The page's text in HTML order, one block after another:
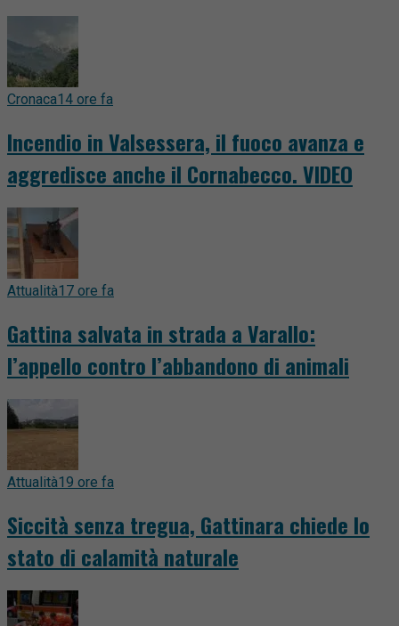
Cronaca14 ore fa
Incendio in Valsessera, il fuoco avanza e
aggredisce anche il Cornabecco. VIDEO
Attualità17 ore fa
Gattina salvata in strada a Varallo:
l’appello contro l’abbandono di animali
Attualità19 ore fa
Siccità senza tregua, Gattinara chiede lo
stato di calamità naturale